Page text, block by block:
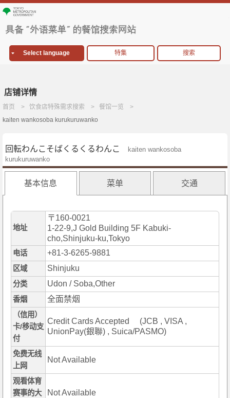
Select language 特集 搜索
店铺详情
首页 饮食店特殊需求搜索
餐馆一览
kaiten wankosoba kurukuruwanko
回転わんこそばくるくるわんこ
kaiten wankosoba
kurukuruwanko
基本信息 菜单 交通
地址
〒160-0021
1-22-9,J Gold Building 5F Kabuki-
cho,Shinjuku-ku,Tokyo
电话 +81-3-6265-9881
区域 Shinjuku
分类 Udon / Soba,Other
香烟 全面禁烟
（信用）
卡/移动支
付
Credit Cards Accepted (JCB , VISA ,
UnionPay(銀聯) , Suica/PASMO)
免费无线
上网
Not Available
观看体育
赛事的大
Not Available